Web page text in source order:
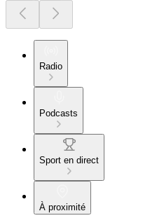
Radio
Podcasts
Sport en direct
À proximité